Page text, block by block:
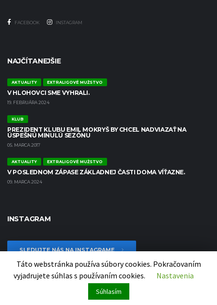
FACEBOOK INSTAGRAM
NAJČÍTANEJŠIE
AKTUALITY EXTRALIGOVÉ MUŽSTVO
V HLOHOVCI SME VYHRALI.
19. FEBRUÁRA 2024
KLUB
PREZIDENT KLUBU EMIL MOKRYŠ BY CHCEL NADVIAZAŤ NA
ÚSPEŠNÚ MINULÚ SEZÓNU
05. MARCA 2017
AKTUALITY EXTRALIGOVÉ MUŽSTVO
V POSLEDNOM ZÁPASE ZÁKLADNEJ ČASTI DOMA VÍŤAZNE.
09. MARCA 2024
INSTAGRAM
SLEDUJTE NÁS NA INSTAGRAME
Copyright 2020 MHC ŠTART Nové Zámky | Website created by
Táto webstránka používa súbory cookies. Pokračovaním
vyjadrujete súhlas s používaním cookies.
Nastavenia
Súhlasím